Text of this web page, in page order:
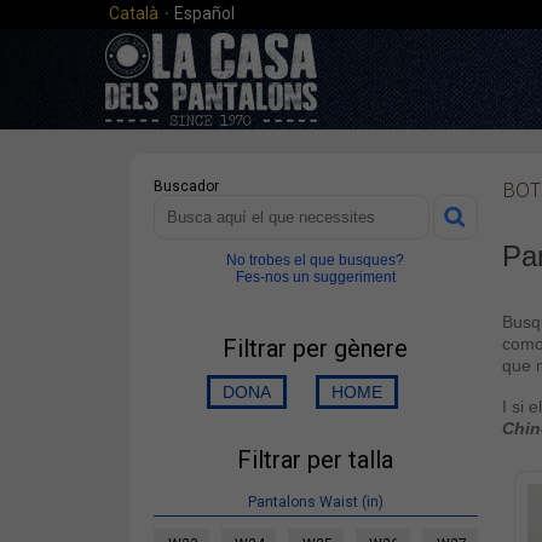
Català · Español
Buscador
No trobes el que busques?
Fes-nos un suggeriment
Filtrar per gènere
Filtrar per talla
Pantalons Waist (in)
que
I si